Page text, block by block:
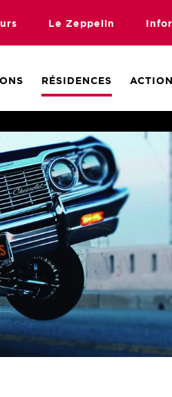
Le Zeppelin
RÉSIDENCES